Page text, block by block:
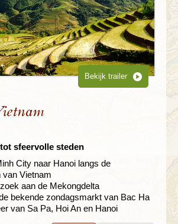
Bekijk trailer
sfeervolle steden
City naar Hanoi langs de
van Vietnam
aan de Mekongdelta
bekende zondagsmarkt van Bac Ha
van Sa Pa, Hoi An en Hanoi